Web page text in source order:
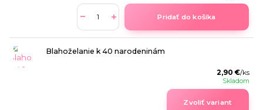
Pridať do košíka
Blahoželanie k 40 narodeninám
2,90 €/ks
Skladom
Zvoliť variant